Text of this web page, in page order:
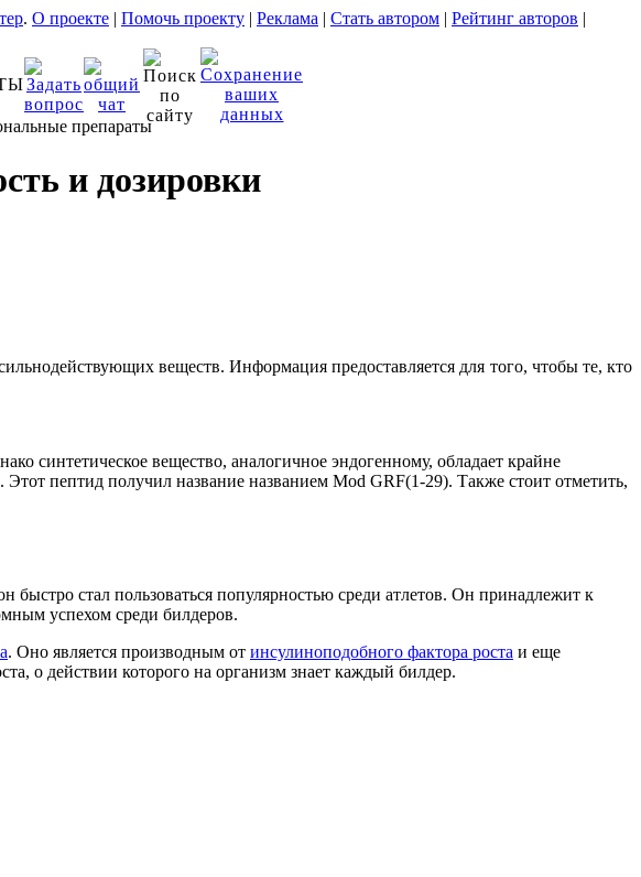
. О проекте | Помочь проекту | Реклама | Стать автором | Рейтинг авторов |
препараты
и дозировки
веществ. Информация предоставляется для того, чтобы те, кто
синтетическое вещество, аналогичное эндогенному, обладает крайне
пептид получил название названием Mod GRF(1-29). Также стоит отметить,
быстро стал пользоваться популярностью среди атлетов. Он принадлежит к
успехом среди билдеров.
. Оно является производным от инсулиноподобного фактора роста и еще
о действии которого на организм знает каждый билдер.